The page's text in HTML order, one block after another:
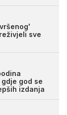
sve
god se
izdanja